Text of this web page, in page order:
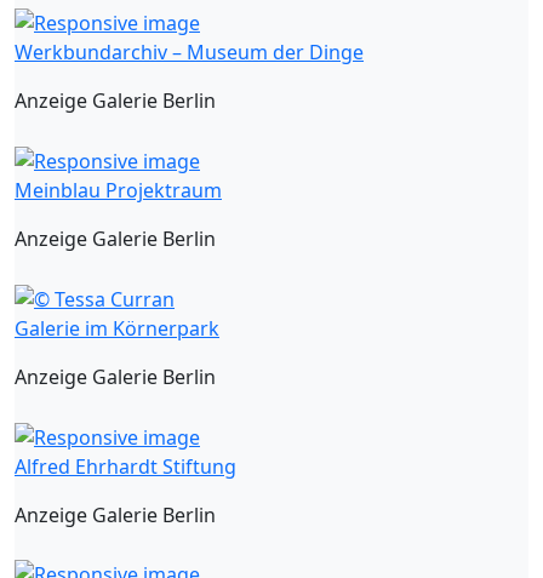
Werkbundarchiv – Museum der Dinge
Anzeige Galerie Berlin
Meinblau Projektraum
Anzeige Galerie Berlin
Galerie im Körnerpark
Anzeige Galerie Berlin
Alfred Ehrhardt Stiftung
Anzeige Galerie Berlin